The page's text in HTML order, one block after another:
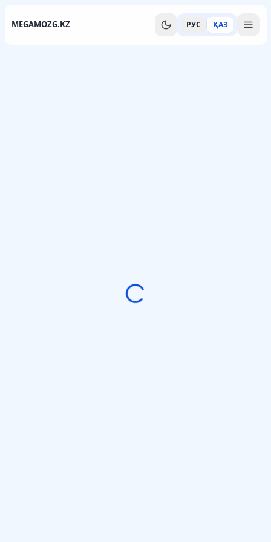
MEGAMOZG.KZ РУС ҚАЗ